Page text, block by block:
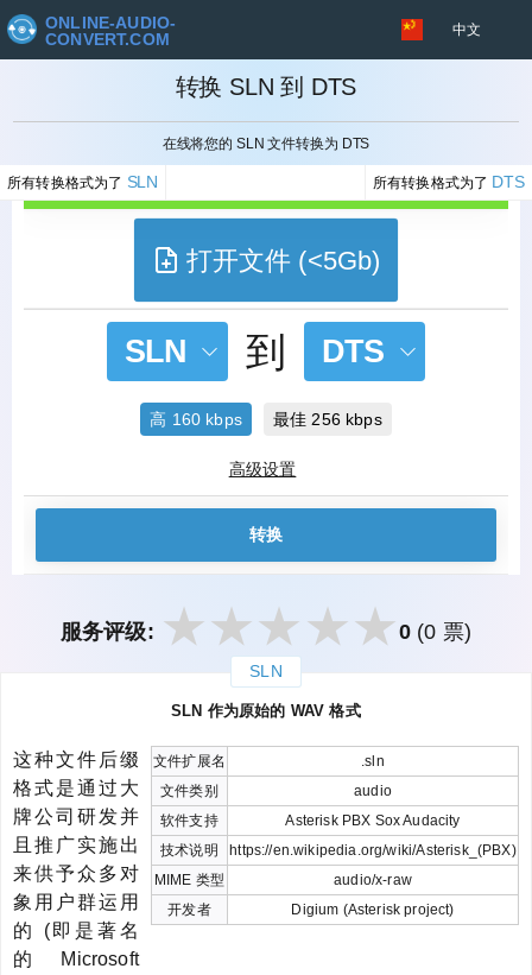
ONLINE-AUDIO-
CONVERT.COM
中文
转换 SLN 到 DTS
在线将您的 SLN 文件转换为 DTS
所有转换格式为了 SLN 所有转换格式为了 DTS
取消
打开文件 (<5Gb)
SLN 到 DTS
高 160 kbps 最佳 256 kbps
高级设置
转换
服务评级: 0 (0 票)
SLN
SLN 作为原始的 WAV 格式
文件扩展名
.sln
文件类别
audio
软件支持
Asterisk PBX Sox Audacity
技术说明
https://en.wikipedia.org/wiki/Asterisk_(PBX)
MIME 类型
audio/x-raw
开发者
Digium (Asterisk project)
这种文件后缀
格式是通过大
牌公司研发并
且推广实施出
来供予众多对
象用户群运用
的 (即是著名
的 Microsoft